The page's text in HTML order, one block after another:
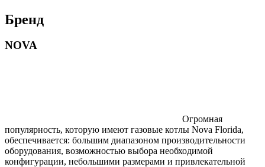
Бренд
NOVA
Огромная
популярность, которую имеют газовые котлы Nova Florida,
обеспечивается: большим диапазоном производительности
оборудования, возможностью выбора необходимой
конфигурации, небольшими размерами и привлекательной